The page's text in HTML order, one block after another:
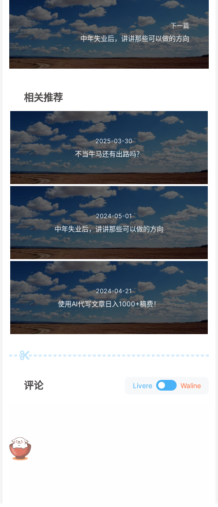
下一篇
中年失业后，讲讲那些可以做的方向
相关推荐
2025-03-30
不当牛马还有出路吗？
2024-05-01
中年失业后，讲讲那些可以做的方向
2024-04-21
使用AI代写文章日入1000+稿费！
评论 Livere Waline